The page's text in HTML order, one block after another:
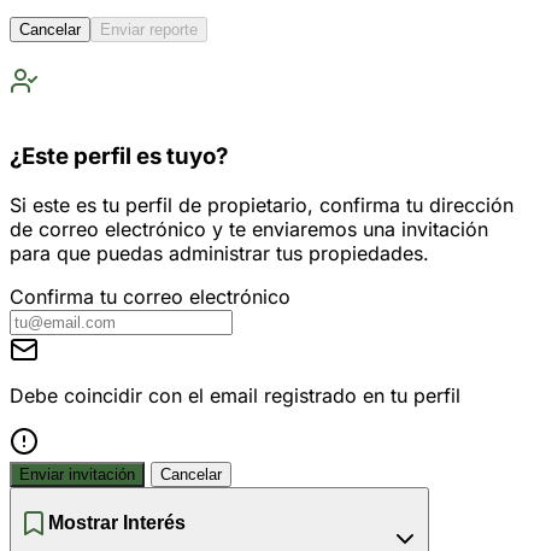
Cancelar Enviar reporte
¿Este perfil es tuyo?
Si este es tu perfil de propietario, confirma tu dirección
de correo electrónico y te enviaremos una invitación
para que puedas administrar tus propiedades.
Confirma tu correo electrónico
Debe coincidir con el email registrado en tu perfil
Enviar invitación Cancelar
Mostrar Interés